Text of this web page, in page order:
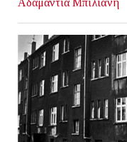
Αδαμαντία Μπιλιάνη